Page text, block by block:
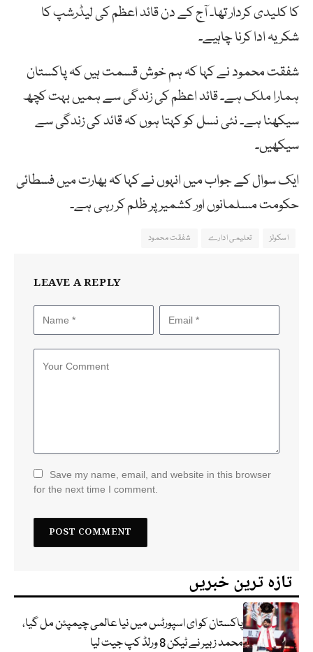
کا کلیدی کردار تھا۔ آج کے دن قائد اعظم کی لیڈرشپ کا
شکریہ ادا کرنا چاہیے۔
شفقت محمود نے کہا کہ ہم خوش قسمت ہیں کہ پاکستان
ہمارا ملک ہے۔ قائد اعظم کی زندگی سے ہمیں بہت کچھ
سیکھنا ہے۔ نئی نسل کو کہتا ہوں کہ قائد کی زندگی سے
سیکھیں۔
ایک سوال کے جواب میں انہوں نے کہا کہ بھارت میں فسطائی
حکومت مسلمانوں اور کشمیر پر ظلم کر رہی ہے۔
اسکولز تعلیمی ادارے شفقت محمود
LEAVE A REPLY
Save my name, email, and website in this browser
for the next time I comment.
تازہ ترین خبریں
پاکستان کو ای اسپورٹس میں نیا عالمی چیمپئن مل گیا،
محمد زبیر نے ٹیکن 8 ورلڈ کپ جیت لیا